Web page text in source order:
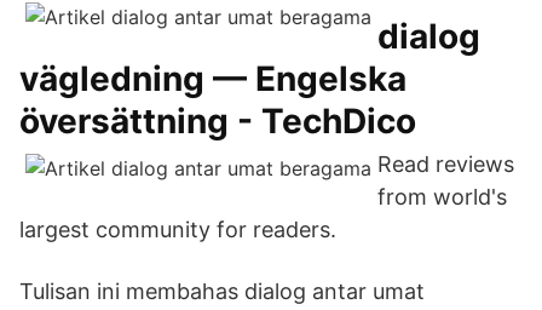
dialog
vägledning — Engelska
översättning - TechDico
Read reviews
from world's
largest community for readers.
Tulisan ini membahas dialog antar umat